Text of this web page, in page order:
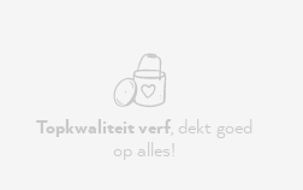
Topkwaliteit verf, dekt goed
op alles!